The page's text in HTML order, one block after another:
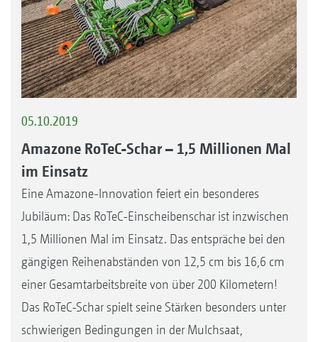
05.10.2019
Amazone RoTeC-Schar – 1,5 Millionen Mal
im Einsatz
Eine Amazone-Innovation feiert ein besonderes
Jubiläum: Das RoTeC-Einscheibenschar ist inzwischen
1,5 Millionen Mal im Einsatz. Das entspräche bei den
gängigen Reihenabständen von 12,5 cm bis 16,6 cm
einer Gesamtarbeitsbreite von über 200 Kilometern!
Das RoTeC-Schar spielt seine Stärken besonders unter
schwierigen Bedingungen in der Mulchsaat,